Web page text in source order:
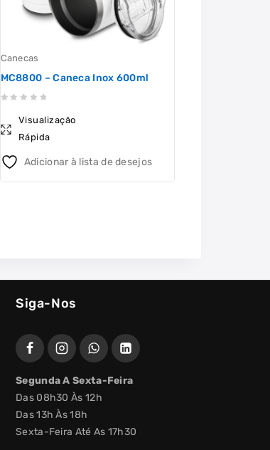
Canecas
MC8800 – Caneca Inox 600ml
Visualização
Rápida
Adicionar à lista de desejos
Siga-Nos
Segunda A Sexta-Feira
Das 08h30 Às 12h
Das 13h Às 18h
Sexta-Feira Até As 17h30